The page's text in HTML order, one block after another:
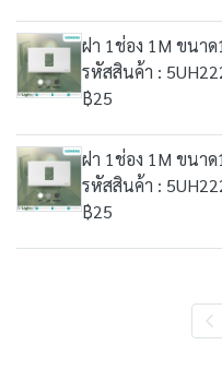
ฝา 1ช่อง 1M ขนา
รหัสสินค้า :
฿25
ฝา 1ช่อง 1M ขนา
รหัสสินค้า :
฿25